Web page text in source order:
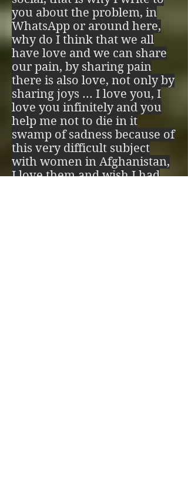
cambian
Para que tengas
voluntad
Si bien es bien y mal
es mal no tendrás
voluntad
Si bien es mal y mal
you about the problem, in
WhatsApp or around here,
why do I think that we all
have love and we can share
our pain, by sharing pain
there is also love, not only by
sharing joys ... I love you, I
love you infinitely and you
help me not to die in it
swamp of sadness because of
this very difficult subject
with women in Afghanistan,
I love them and wish I had